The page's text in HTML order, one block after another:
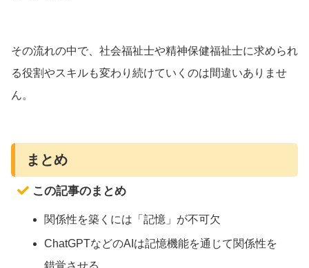
その流れの中で、社会福祉士や精神保健福祉士に求められ
る役割やスキルも変わり続けていくのは間違いありませ
ん。
まとめ
この記事のまとめ
関係性を築くには「記憶」が不可欠
ChatGPTなどのAIは記憶機能を通じて関係性を